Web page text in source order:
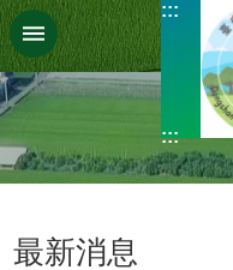
跳到主要內容區塊
:::
:::
最新消息